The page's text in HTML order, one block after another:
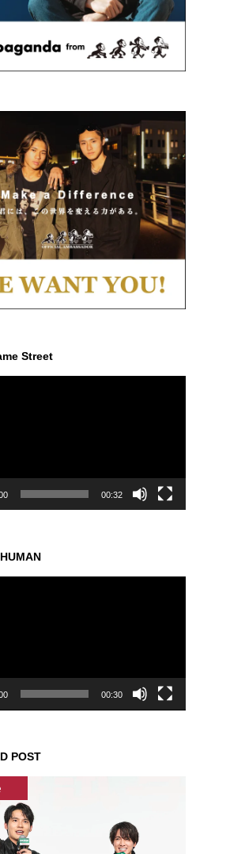
Street
00:32
00:30
POST